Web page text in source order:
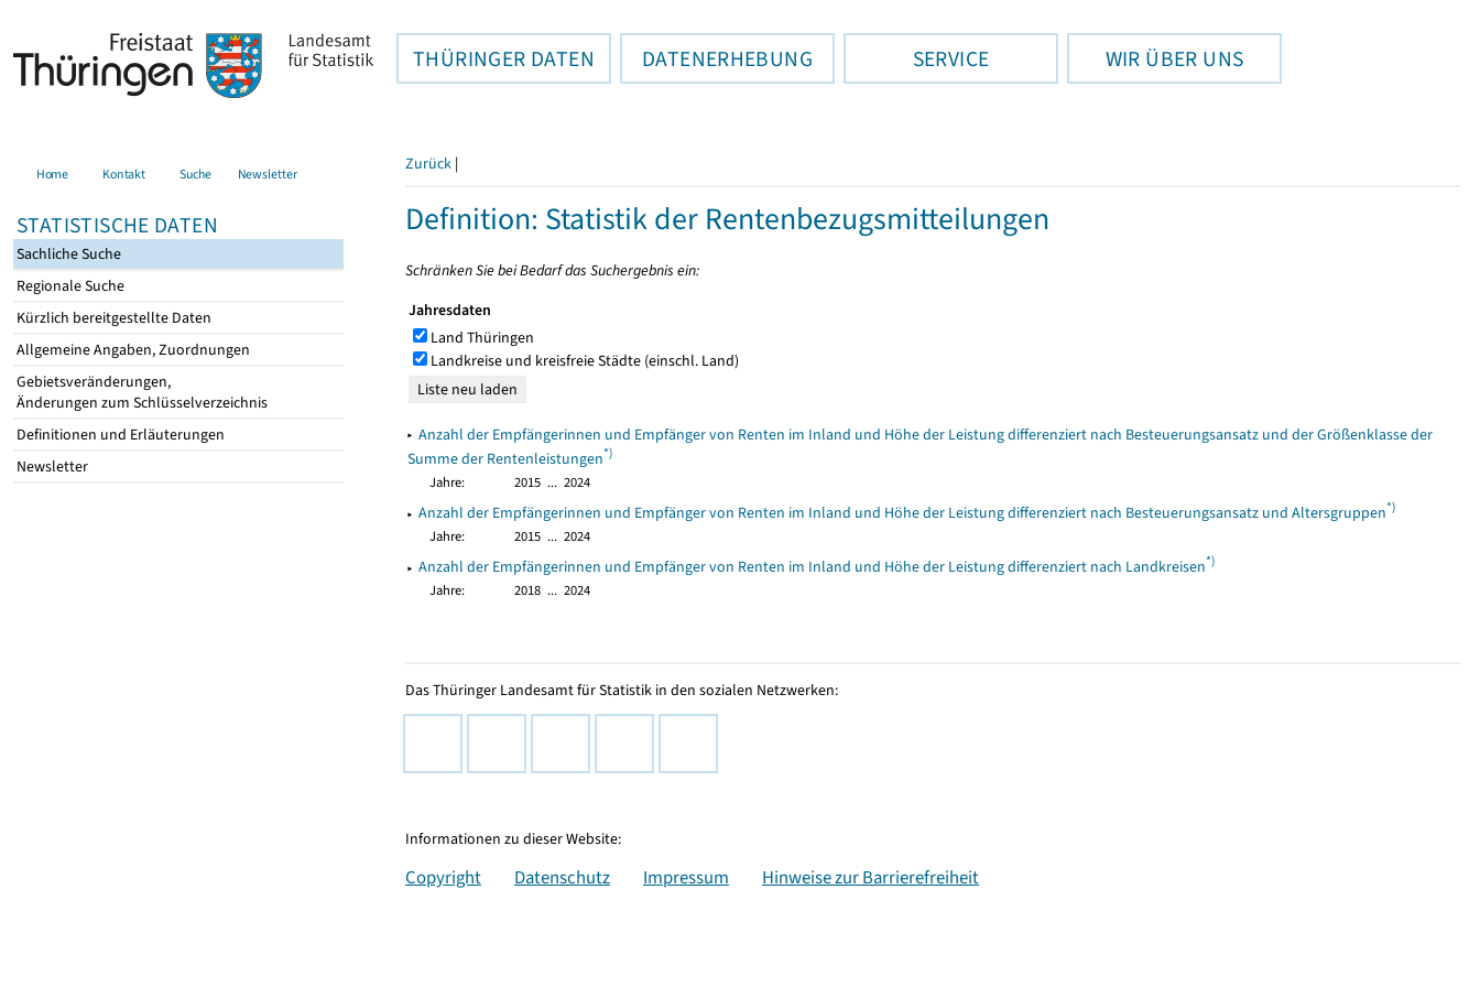
THÜRINGER DATEN DATENERHEBUNG SERVICE WIR ÜBER UNS
Home Kontakt Suche Newsletter
STATISTISCHE DATEN
Sachliche Suche
Regionale Suche
Kürzlich bereitgestellte Daten
Allgemeine Angaben, Zuordnungen
Gebietsveränderungen,
Änderungen zum Schlüsselverzeichnis
Definitionen und Erläuterungen
Newsletter
Zurück |
Definition: Statistik der Rentenbezugsmitteilungen
Schränken Sie bei Bedarf das Suchergebnis ein:
Jahresdaten
Land Thüringen
Landkreise und kreisfreie Städte (einschl. Land)
▸ Anzahl der Empfängerinnen und Empfänger von Renten im Inland und Höhe der Leistung differenziert nach Besteuerungsansatz und der Größenklasse der
Summe der Rentenleistungen*)
Jahre: 2015 ... 2024
▸ Anzahl der Empfängerinnen und Empfänger von Renten im Inland und Höhe der Leistung differenziert nach Besteuerungsansatz und Altersgruppen*)
Jahre: 2015 ... 2024
▸ Anzahl der Empfängerinnen und Empfänger von Renten im Inland und Höhe der Leistung differenziert nach Landkreisen*)
Jahre: 2018 ... 2024
Das Thüringer Landesamt für Statistik in den sozialen Netzwerken:
Informationen zu dieser Website:
Copyright Datenschutz Impressum Hinweise zur Barrierefreiheit